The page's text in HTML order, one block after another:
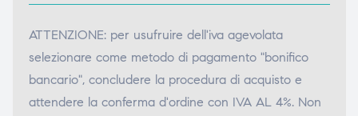
ATTENZIONE: per usufruire dell'iva agevolata
selezionare come metodo di pagamento "bonifico
bancario", concludere la procedura di acquisto e
attendere la conferma d'ordine con IVA AL 4%. Non